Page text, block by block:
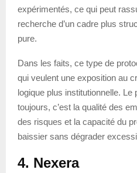
expérimentés, ce qui peut
recherche d’un cadre plus
pure.
Dans les faits, ce type de
qui veulent une exposition au
logique plus institutionnelle.
toujours, c’est la qualité des
des risques et la capacité du
baissier sans dégrader
4. Nexera